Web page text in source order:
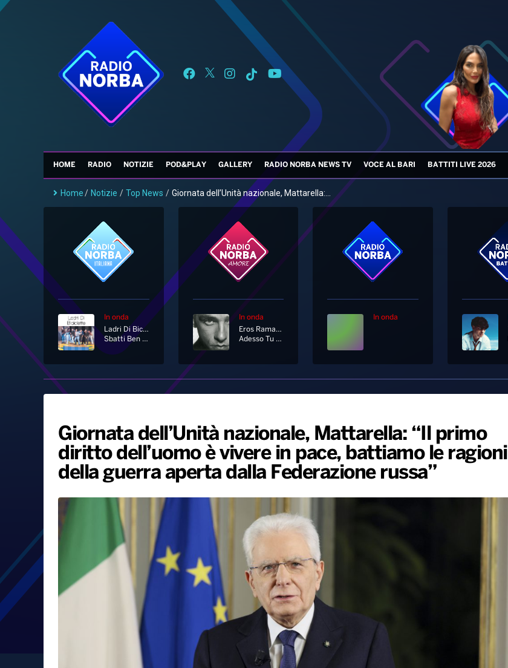
HOME RADIO NOTIZIE POD&PLAY GALLERY RADIO NORBA NEWS TV VOCE AL BARI BATTITI LIVE 2026
Home/ Notizie / Top News / Giornata dell’Unità nazionale, Mattarella:...
In onda
Ladri Di Biciclette
Sbatti Ben Su Del Bebop
In onda
Eros Ramazzotti
Adesso Tu [Album Version]
In onda
Giornata dell’Unità nazionale, Mattarella: “Il primo
diritto dell’uomo è vivere in pace, battiamo le ragioni
della guerra aperta dalla Federazione russa”